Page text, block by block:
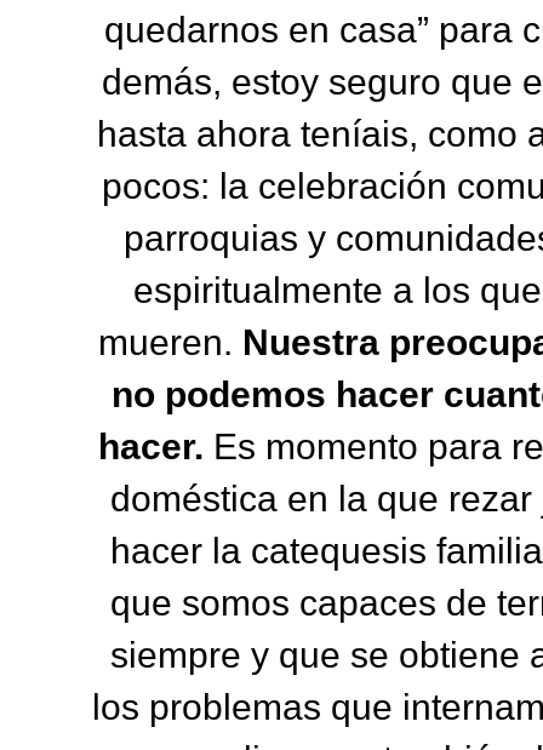
quedarnos en casa” para
demás, estoy seguro que
hasta ahora teníais, como
pocos: la celebración
parroquias y
espiritualmente a los
mueren. Nuestra
no podemos hacer
hacer. Es momento para
doméstica en la que
hacer la catequesis
que somos capaces de
siempre y que se obtiene
los problemas que